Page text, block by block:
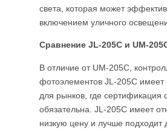
света, которая может
включением уличного
Сравнение JL-205C и UM-
В отличие от UM-205C,
фотоэлементов JL-205C имеет
для рынков, где сертификация
обязательна. JL-205C имеет
низкую цену и лучше подходит